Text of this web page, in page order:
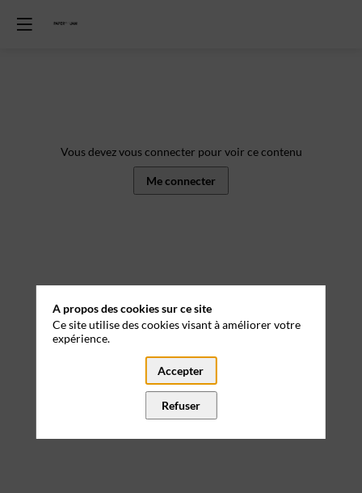
Vous devez vous connecter pour voir ce contenu
Me connecter
A propos des cookies sur ce site
Ce site utilise des cookies visant à améliorer votre
expérience.
Accepter
Refuser